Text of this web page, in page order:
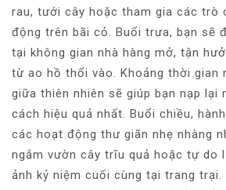
rau, tưới cây hoặc tham gia các trò
động trên bãi cỏ. Buổi trưa, bạn sẽ
tại không gian nhà hàng mở, tận
từ ao hồ thổi vào. Khoảng thời gian
giữa thiên nhiên sẽ giúp bạn nạp lại
cách hiệu quả nhất. Buổi chiều,
các hoạt động thư giãn nhẹ nhàng
ngắm vườn cây trĩu quả hoặc tự do
ảnh kỷ niệm cuối cùng tại trang trại.